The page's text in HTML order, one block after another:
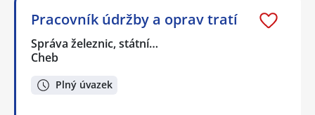
Pracovník údržby a oprav tratí
Správa železnic, státní…
Cheb
Plný úvazek